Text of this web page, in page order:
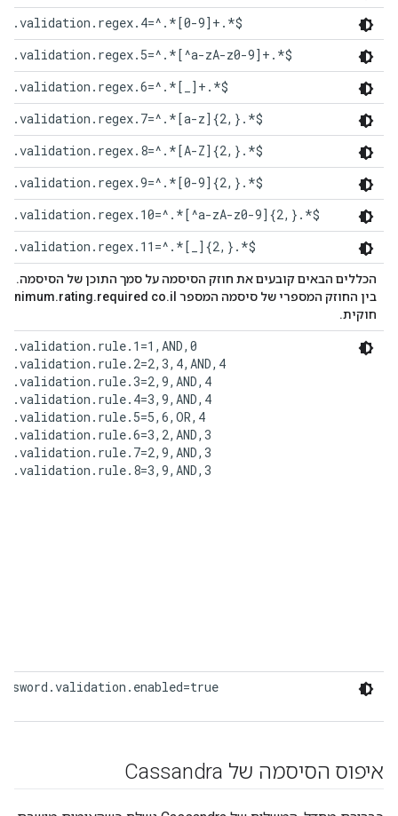
9]+.*$
zA-z0-9]+.*$
z]{2,}.*$
Z]{2,}.*$
9]{2,}.*$
zA-z0-9]{2,}.*$
הכללים הבאים קובעים את חוזק הסיסמה על סמך התוכן של הסיסמה.
חוקית.
איפוס הסיסמה של Cassandra